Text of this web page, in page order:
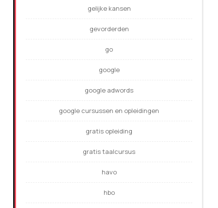
gelijke kansen
gevorderden
go
google
google adwords
google cursussen en opleidingen
gratis opleiding
gratis taalcursus
havo
hbo